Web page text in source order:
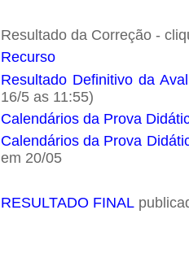
Resultado da Correção -
Recurso
Resultado Definitivo da
16/5 as 11:55)
Calendários da Prova
Calendários da Prova
em 20/05
RESULTADO FINAL